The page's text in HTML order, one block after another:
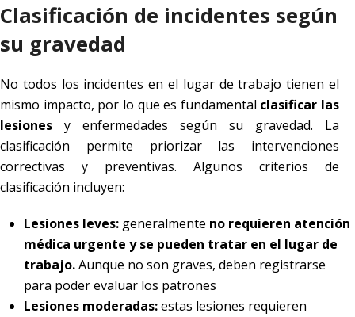
Clasificación de incidentes según
su gravedad
No todos los incidentes en el lugar de trabajo tienen el
mismo impacto, por lo que es fundamental clasificar las
lesiones y enfermedades según su gravedad. La
clasificación permite priorizar las intervenciones
correctivas y preventivas. Algunos criterios de
clasificación incluyen:
Lesiones leves: generalmente no requieren atención
médica urgente y se pueden tratar en el lugar de
trabajo.Aunque no son graves, deben registrarse
para poder evaluar los patrones
Lesiones moderadas:estas lesiones requieren